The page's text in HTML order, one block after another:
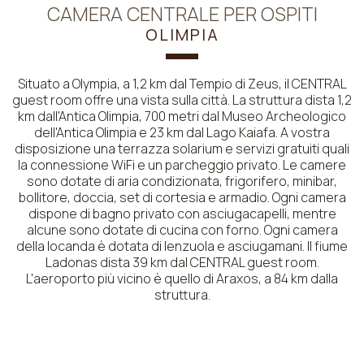
CAMERA CENTRALE PER OSPITI
OLIMPIA
Situato a Olympia, a 1,2 km dal Tempio di Zeus, il CENTRAL
guest room offre una vista sulla città. La struttura dista 1,2
km dall'Antica Olimpia, 700 metri dal Museo Archeologico
dell'Antica Olimpia e 23 km dal Lago Kaiafa. A vostra
disposizione una terrazza solarium e servizi gratuiti quali
la connessione WiFi e un parcheggio privato. Le camere
sono dotate di aria condizionata, frigorifero, minibar,
bollitore, doccia, set di cortesia e armadio. Ogni camera
dispone di bagno privato con asciugacapelli, mentre
alcune sono dotate di cucina con forno. Ogni camera
della locanda è dotata di lenzuola e asciugamani. Il fiume
Ladonas dista 39 km dal CENTRAL guest room.
L'aeroporto più vicino è quello di Araxos, a 84 km dalla
struttura.